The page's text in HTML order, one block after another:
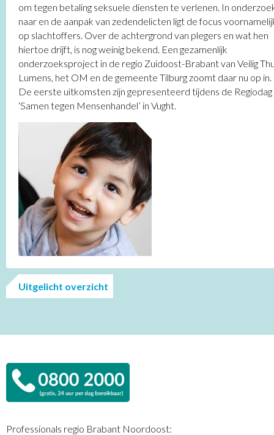
om tegen betaling seksuele diensten te verlenen. In
naar en de aanpak van zedendelicten ligt de focus
op slachtoffers. Over de achtergrond van plegers en wat hen
hiertoe drijft, is nog weinig bekend. Een gezamenlijk
onderzoeksproject in de regio Zuidoost-Brabant van Veilig
Lumens, het OM en de gemeente Tilburg zoomt daar nu op in.
De eerste uitkomsten zijn gepresenteerd tijdens de Regiodag
‘Samen tegen Mensenhandel’ in Vught.
Uitgelicht overzicht
Professionals regio Brabant Noordoost: